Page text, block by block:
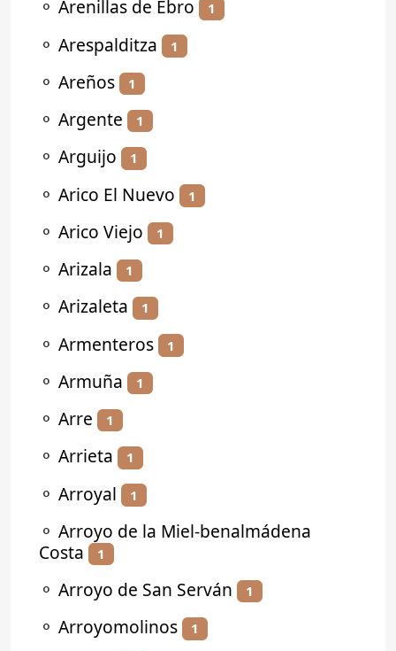
⚬ Arenillas de Ebro 1
⚬ Arespalditza 1
⚬ Areños 1
⚬ Argente 1
⚬ Arguijo 1
⚬ Arico El Nuevo 1
⚬ Arico Viejo 1
⚬ Arizala 1
⚬ Arizaleta 1
⚬ Armenteros 1
⚬ Armuña 1
⚬ Arre 1
⚬ Arrieta 1
⚬ Arroyal 1
⚬ Arroyo de la Miel-benalmádena
Costa
1
⚬ Arroyo de San Serván 1
⚬ Arroyomolinos 1